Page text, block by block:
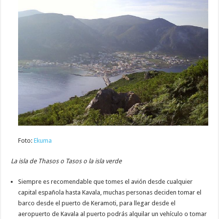
Foto:Ekuma
La isla de Thasos o Tasos o la isla verde
Siempre es recomendable que tomes el avión desde cualquier
capital española hasta Kavala, muchas personas deciden tomar el
barco desde el puerto de Keramoti, para llegar desde el
aeropuerto de Kavala al puerto podrás alquilar un vehículo o tomar